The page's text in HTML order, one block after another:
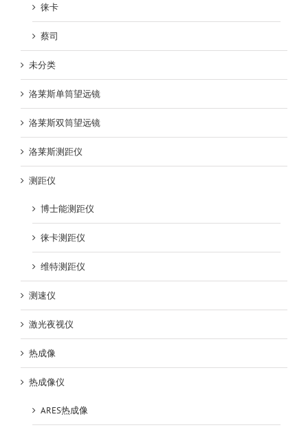
徕卡
蔡司
未分类
洛莱斯单筒望远镜
洛莱斯双筒望远镜
洛莱斯测距仪
测距仪
博士能测距仪
徕卡测距仪
维特测距仪
测速仪
激光夜视仪
热成像
热成像仪
ARES热成像